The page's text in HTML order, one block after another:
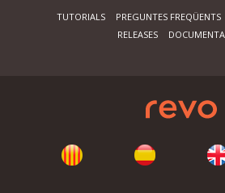
TUTORIALS PREGUNTES FREQÜENTS
RELEASES